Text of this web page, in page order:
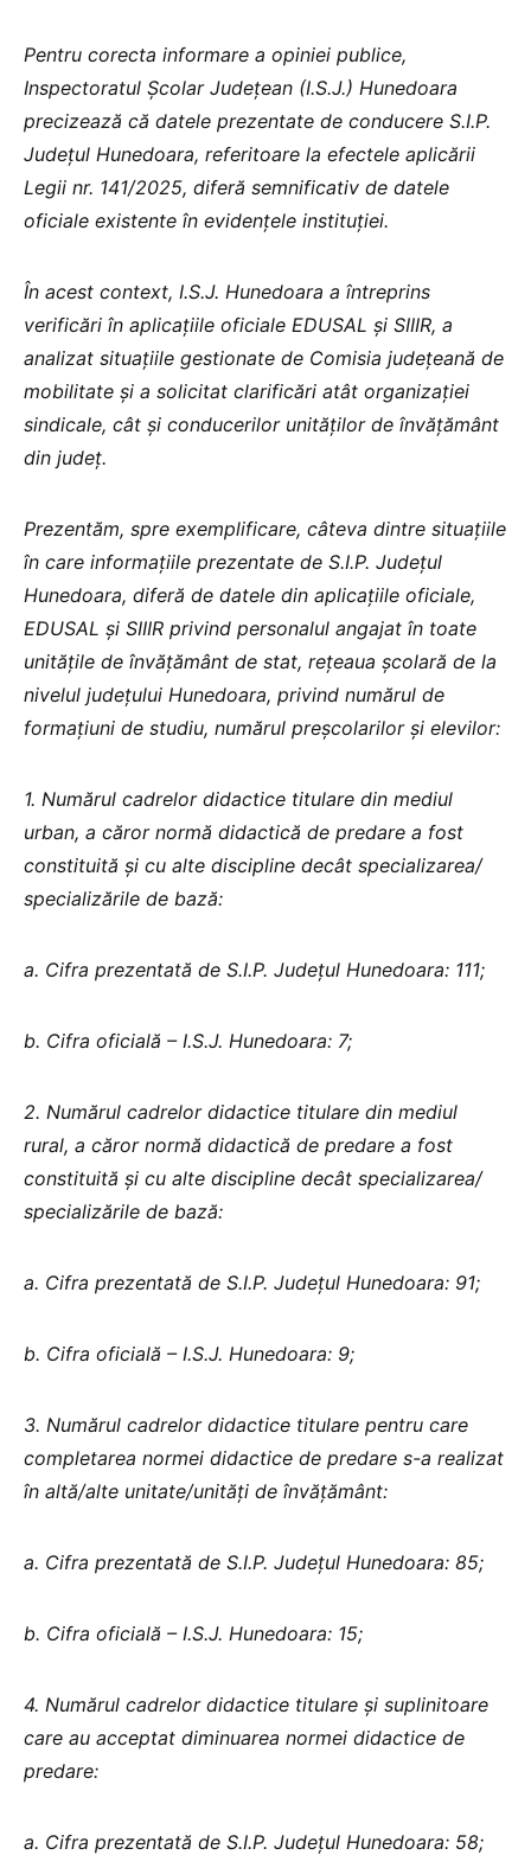
Pentru corecta informare a opiniei publice,
Inspectoratul Școlar Județean (I.S.J.) Hunedoara
precizează că datele prezentate de conducere S.I.P.
Județul Hunedoara, referitoare la efectele aplicării
Legii nr. 141/2025, diferă semnificativ de datele
oficiale existente în evidențele instituției.
În acest context, I.S.J. Hunedoara a întreprins
verificări în aplicațiile oficiale EDUSAL și SIIIR, a
analizat situațiile gestionate de Comisia județeană de
mobilitate și a solicitat clarificări atât organizației
sindicale, cât și conducerilor unităților de învățământ
din județ.
Prezentăm, spre exemplificare, câteva dintre situațiile
în care informațiile prezentate de S.I.P. Județul
Hunedoara, diferă de datele din aplicațiile oficiale,
EDUSAL și SIIIR privind personalul angajat în toate
unitățile de învățământ de stat, rețeaua școlară de la
nivelul județului Hunedoara, privind numărul de
formațiuni de studiu, numărul preșcolarilor și elevilor:
1. Numărul cadrelor didactice titulare din mediul
urban, a căror normă didactică de predare a fost
constituită și cu alte discipline decât specializarea/
specializările de bază:
a. Cifra prezentată de S.I.P. Județul Hunedoara: 111;
b. Cifra oficială – I.S.J. Hunedoara: 7;
2. Numărul cadrelor didactice titulare din mediul
rural, a căror normă didactică de predare a fost
constituită și cu alte discipline decât specializarea/
specializările de bază:
a. Cifra prezentată de S.I.P. Județul Hunedoara: 91;
b. Cifra oficială – I.S.J. Hunedoara: 9;
3. Numărul cadrelor didactice titulare pentru care
completarea normei didactice de predare s-a realizat
în altă/alte unitate/unități de învățământ:
a. Cifra prezentată de S.I.P. Județul Hunedoara: 85;
b. Cifra oficială – I.S.J. Hunedoara: 15;
4. Numărul cadrelor didactice titulare și suplinitoare
care au acceptat diminuarea normei didactice de
predare:
a. Cifra prezentată de S.I.P. Județul Hunedoara: 58;